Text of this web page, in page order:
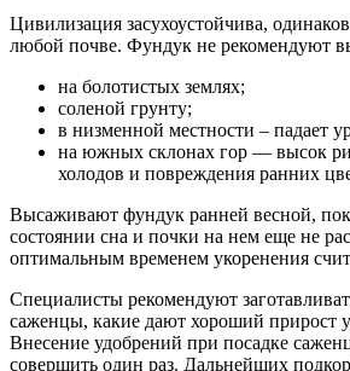
Цивилизация засухоустойчива,
любой почве. Фундук не рекомендуют
на болотистых землях;
соленой грунту;
в низменной местности – падает
на южных склонах гор — высок
холодов и повреждения ранних
Высаживают фундук ранней весной,
состоянии сна и почки на нем еще не
оптимальным временем укоренения
Специалисты рекомендуют
саженцы, какие дают хороший прирост
Внесение удобрений при посадке
совершить один раз. Дальнейших